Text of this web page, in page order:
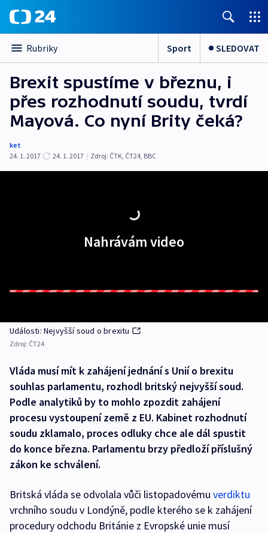
Rubriky Sport SLEDOVAT
Brexit spustíme v březnu, i
přes rozhodnutí soudu, tvrdí
Mayová. Co nyní Brity čeká?
ket
24. 1. 2017
24. 1. 2017 | Zdroj: ČTK, ČT24, BBC
Nahrávám video
Události: Nejvyšší soud o brexitu
Zdroj: ČT24
Vláda musí mít k zahájení jednání s Unií o brexitu
souhlas parlamentu, rozhodl britský nejvyšší soud.
Podle analytiků by to mohlo zpozdit zahájení
procesu vystoupení země z EU. Kabinet rozhodnutí
soudu zklamalo, proces odluky chce ale dál spustit
do konce března. Parlamentu brzy předloží příslušný
zákon ke schválení.
Britská vláda se odvolala vůči listopadovému verdiktu
vrchního soudu v Londýně, podle kterého se k zahájení
procedury odchodu Británie z Evropské unie musí